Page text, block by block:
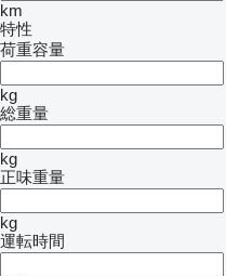
km
特性
荷重容量
kg
総重量
kg
正味重量
kg
運転時間